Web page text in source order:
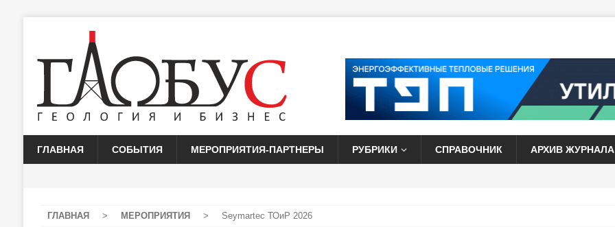
ГЛАВНАЯ СОБЫТИЯ МЕРОПРИЯТИЯ-ПАРТНЕРЫ РУБРИКИ СПРАВОЧНИК АРХИВ ЖУРНАЛА
ГЛАВНАЯ > МЕРОПРИЯТИЯ > Seymartec ТОиР 2026